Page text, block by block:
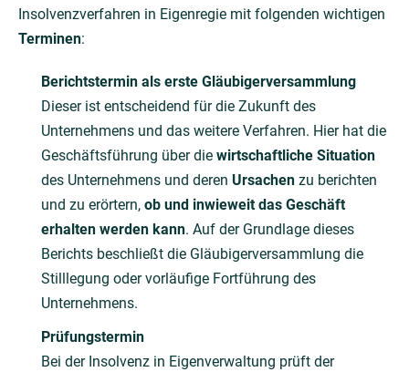
Insolvenzverfahren in Eigenregie mit folgenden wichtigen
Terminen:
Berichtstermin als erste Gläubigerversammlung
Dieser ist entscheidend für die Zukunft des
Unternehmens und das weitere Verfahren. Hier hat die
Geschäftsführung über die wirtschaftliche Situation
des Unternehmens und deren Ursachen zu berichten
und zu erörtern, ob und inwieweit das Geschäft
erhalten werden kann. Auf der Grundlage dieses
Berichts beschließt die Gläubigerversammlung die
Stilllegung oder vorläufige Fortführung des
Unternehmens.
Prüfungstermin
Bei der Insolvenz in Eigenverwaltung prüft der